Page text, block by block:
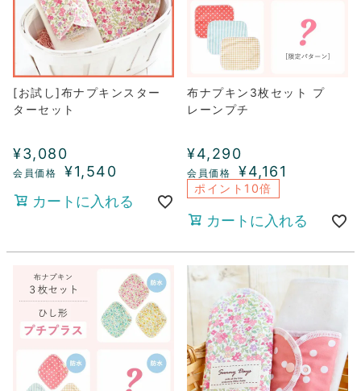
[お試し]布ナプキンスター
ターセット
¥3,080
¥1,540
カートに入れる
布ナプキン3枚セット プ
レーンプチ
¥4,290
¥4,161
ポイント10倍
カートに入れる